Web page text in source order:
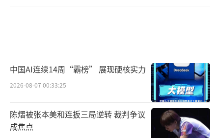
中国AI连续14周“霸榜” 展现硬核实力
2026-08-07 00:33:25
陈熠被张本美和连扳三局逆转 裁判争议
成焦点